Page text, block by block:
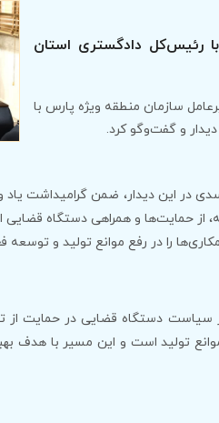
رئیس‌کل دادگستری استان
سازمان منطقه ویژه پارس با
و گفت‌وگو کرد.
در این دیدار، ضمن گرامیداشت
از حمایت‌ها و همراهی دستگاه قضایی
را در رفع موانع تولید و
دستگاه قضایی در حمایت از
تولید است و این مسیر با هدف